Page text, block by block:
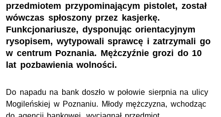
przedmiotem przypominającym pistolet, został
wówczas spłoszony przez kasjerkę.
Funkcjonariusze, dysponując orientacyjnym
rysopisem, wytypowali sprawcę i zatrzymali go
w centrum Poznania. Mężczyźnie grozi do 10
lat pozbawienia wolności.
Do napadu na bank doszło w połowie sierpnia na ulicy
Mogileńskiej w Poznaniu. Młody mężczyzna, wchodząc